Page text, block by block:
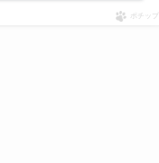
ポチップ